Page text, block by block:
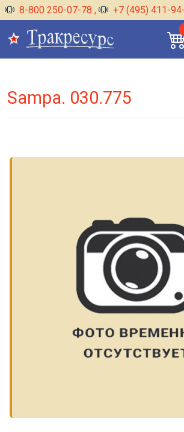
8-800 250-07-78 ,
+7 (495) 411-
Sampa. 030.775